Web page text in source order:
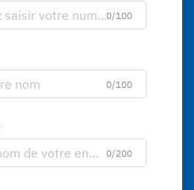
0/100
0/100
0/200